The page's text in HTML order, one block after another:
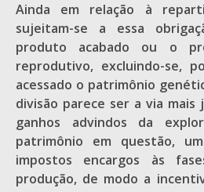
Ainda em relação à
sujeitam-se a essa
produto acabado ou o
reprodutivo, excluindo-se,
acessado o patrimônio
divisão parece ser a via
ganhos advindos da
patrimônio em questão,
impostos encargos às
produção, de modo a